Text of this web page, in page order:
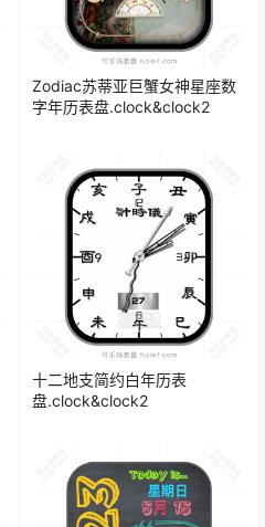
Zodiac苏蒂亚巨蟹女神星座数
字年历表盘.clock&clock2
十二地支简约白年历表
盘.clock&clock2